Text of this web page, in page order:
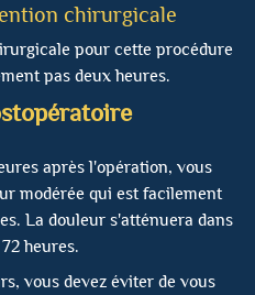
chirurgicale
pour cette procédure
pas deux heures.
après l'opération, vous
modérée qui est facilement
La douleur s'atténuera dans
heures.
vous devez éviter de vous